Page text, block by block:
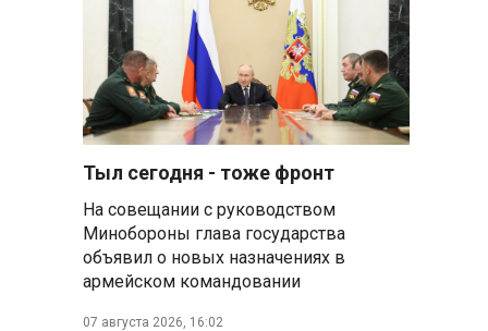
Тыл сегодня - тоже фронт
На совещании с руководством
Минобороны глава государства
объявил о новых назначениях в
армейском командовании
07 августа 2026, 16:02